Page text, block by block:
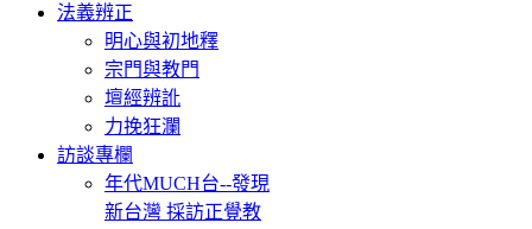
法義辨正
明心與初地釋
宗門與教門
壇經辨訛
力挽狂瀾
訪談專欄
年代MUCH台--發現
新台灣 採訪正覺教